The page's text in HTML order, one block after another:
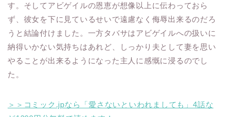
す。そしてアビゲイルの恩恵が想像以上に伝わっておら
ず、彼女を下に見ているせいで遠慮なく侮辱出来るのだろ
うと結論付けました。一方タバサはアビゲイルへの扱いに
納得いかない気持ちはあれど、しっかり夫として妻を思い
やることが出来るようになった主人に感慨に浸るのでし
た。
＞＞コミック.jpなら「愛さないといわれましても」4話な